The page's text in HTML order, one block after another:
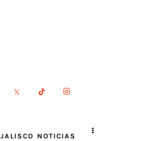
JALISCO NOTICIAS